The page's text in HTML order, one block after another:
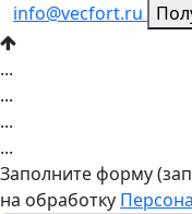
info@vecfort.ru
...
...
...
...
Заполните форму
на обработку